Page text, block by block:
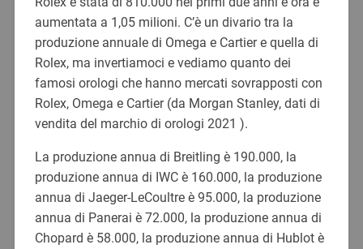
aumentata a 1,05 milioni. C’è un divario tra la
produzione annuale di Omega e Cartier e quella di
Rolex, ma invertiamoci e vediamo quanto dei
famosi orologi che hanno mercati sovrapposti con
Rolex, Omega e Cartier (da Morgan Stanley, dati di
vendita del marchio di orologi 2021 ).
La produzione annua di Breitling è 190.000, la
produzione annua di IWC è 160.000, la produzione
annua di Jaeger-LeCoultre è 95.000, la produzione
annua di Panerai è 72.000, la produzione annua di
Chopard è 58.000, la produzione annua di Hublot è